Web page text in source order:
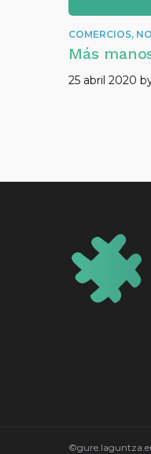
COMERCIOS,
Más
25 abril 2020